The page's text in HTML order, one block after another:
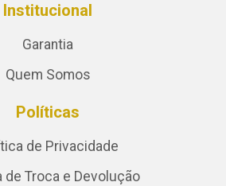
Institucional
Garantia
Quem Somos
Políticas
de Privacidade
de Troca e Devolução